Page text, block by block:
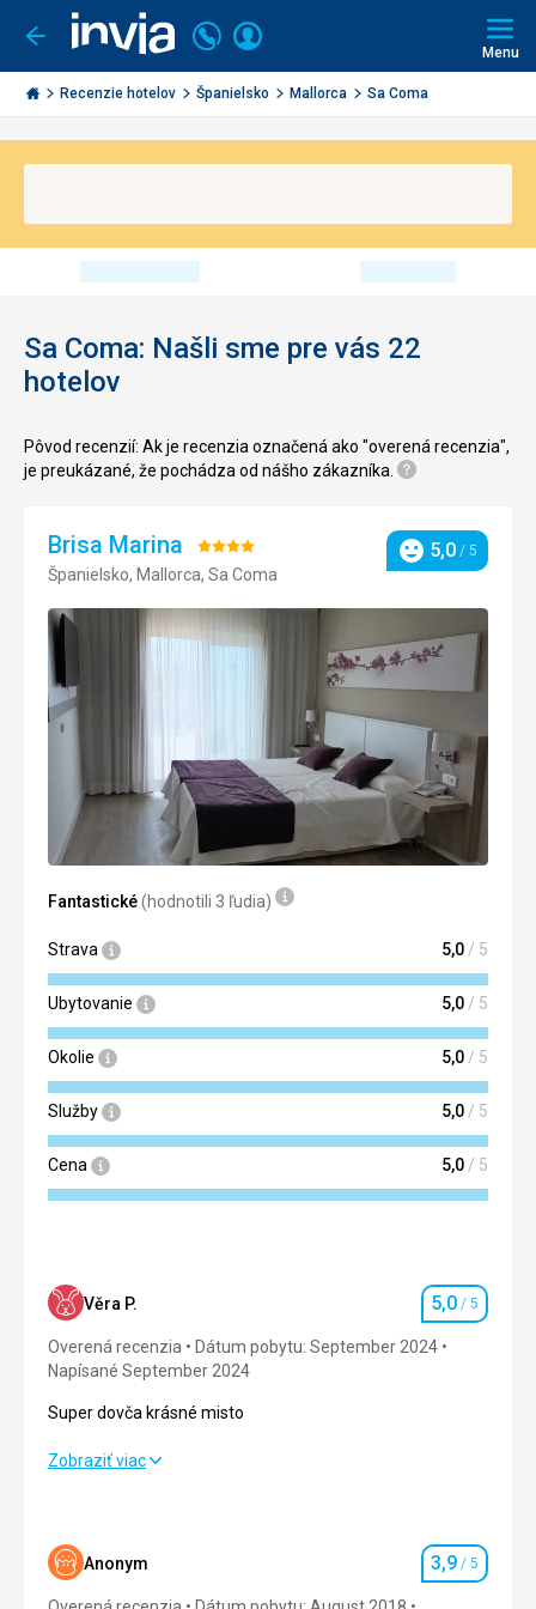
Ísť
späť
Invia.sk
Volajte
+421
2
3221
Prihlásiť
Menu
Recenzie hotelov Španielsko Mallorca Sa Coma
Sa Coma: Našli sme pre vás 22
hotelov
Pôvod recenzií: Ak je recenzia označená ako "overená recenzia",
je preukázané, že pochádza od nášho zákazníka.
Brisa Marina Hodnotenie:
4/5
Španielsko, Mallorca, Sa Coma
Hodnotenie
5,0 / 5
Fantastické(hodnotili 3 ľudia)
Strava 5,0 / 5
Ubytovanie 5,0 / 5
Okolie 5,0 / 5
Služby 5,0 / 5
Cena 5,0 / 5
Věra P. Hodnotenie
5,0 / 5
Overená recenzia
Dátum pobytu: September 2024
Napísané September 2024
Super dovča krásné misto
Super dovča krásné misto
Ubytovanie 5,0/ 5
Okolie
Zobraziť viac
Anonym Hodnotenie
3,9 / 5